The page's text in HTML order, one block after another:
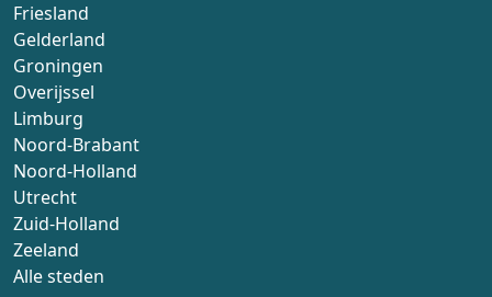
Friesland
Gelderland
Groningen
Overijssel
Limburg
Noord-Brabant
Noord-Holland
Utrecht
Zuid-Holland
Zeeland
Alle steden